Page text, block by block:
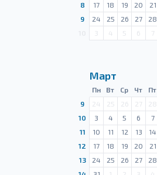
8
17 18 19 20 21
9
24 25 26 27 28
3 4 5 6 7
Март
Пн Вт Ср Чт Пт
9
24 25 26 27 28
10
3 4 5 6 7
11
10 11 12 13 14
12
17 18 19 20 21
13
24 25 26 27 28